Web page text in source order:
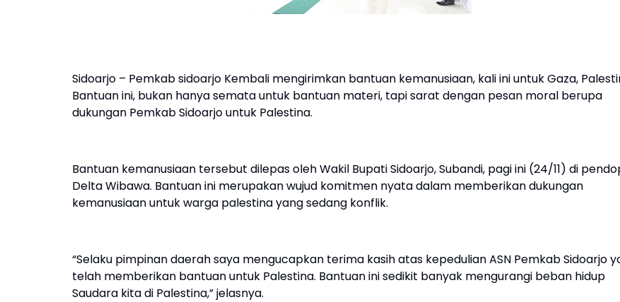
Sidoarjo – Pemkab sidoarjo Kembali mengirimkan bantuan kemanusiaan, kali ini untuk Gaza,
Bantuan ini, bukan hanya semata untuk bantuan materi, tapi sarat dengan pesan moral berupa
dukungan Pemkab Sidoarjo untuk Palestina.
Bantuan kemanusiaan tersebut dilepas oleh Wakil Bupati Sidoarjo, Subandi, pagi ini (24/11) di
Delta Wibawa. Bantuan ini merupakan wujud komitmen nyata dalam memberikan dukungan
kemanusiaan untuk warga palestina yang sedang konflik.
“Selaku pimpinan daerah saya mengucapkan terima kasih atas kepedulian ASN Pemkab Sidoarjo
telah memberikan bantuan untuk Palestina. Bantuan ini sedikit banyak mengurangi beban hidup
Saudara kita di Palestina,” jelasnya.